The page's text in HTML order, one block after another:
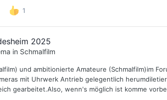
1
2025
in Schmalfilm
und ambitionierte Amateure (Schmalfilm)im
mit Uhrwerk Antrieb gelegentlich
gearbeitet.Also, wenn's möglich ist komme